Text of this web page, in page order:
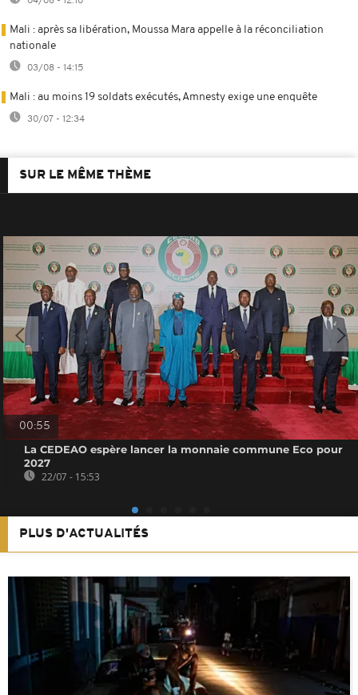
Mali : après sa libération, Moussa Mara appelle à la réconciliation
nationale
03/08 - 14:15
Mali : au moins 19 soldats exécutés, Amnesty exige une enquête
30/07 - 12:34
SUR LE MÊME THÈME
00:55
La CEDEAO espère lancer la monnaie commune Eco pour
2027
22/07 - 15:53
PLUS D'ACTUALITÉS